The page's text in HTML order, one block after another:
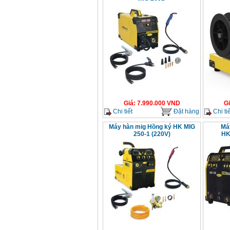
Giá: 7.990.000VND
Chi tiết
Đặt hàng
Chi
Máy hàn mig Hồng ký HK MIG
250-1 (220V)